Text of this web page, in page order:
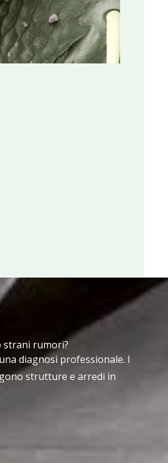
strani rumori?
diagnosi professionale. I
strutture e arredi in